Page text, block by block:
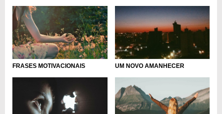
FRASES MOTIVACIONAIS UM NOVO AMANHECER